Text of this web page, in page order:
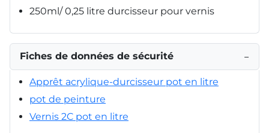
250ml/ 0,25 litre durcisseur pour vernis
Fiches de données de sécurité −
Apprêt acrylique-durcisseur pot en litre
pot de peinture
Vernis 2C pot en litre